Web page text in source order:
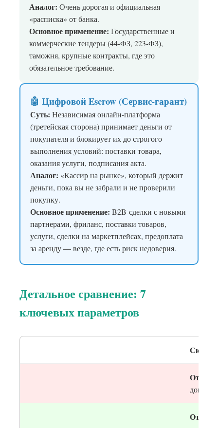
Аналог: Очень дорогая и официальная
«расписка» от банка.
Основное применение: Государственные и
коммерческие тендеры (44-ФЗ, 223-ФЗ),
таможня, крупные контракты, где это
обязательное требование.
🤖 Цифровой Escrow (Сервис-гарант)
Суть: Независимая онлайн-платформа
(третейская сторона) принимает деньги от
покупателя и блокирует их до строгого
выполнения условий: поставки товара,
оказания услуги, подписания акта.
Аналог: «Кассир на рынке», который держит
деньги, пока вы не забрали и не проверили
покупку.
Основное применение: B2B-сделки с новыми
партнерами, фриланс, поставки товаров,
услуги, сделки на маркетплейсах, предоплата
за аренду — везде, где есть риск недоверия.
Детальное сравнение: 7
ключевых параметров
От 3
От 5 до